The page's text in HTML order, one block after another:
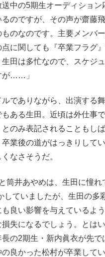
中の5期生オーディション
るのですが、その声が齋藤
ものなのです。主要メンバ
に関しても『卒業フラグ
田は多忙なので、スケジ
が……」
でありながら、出演する
ある生田。近頃は外仕事
とのみ表記されることもし
卒業後の道がはっきりして
なさそうだ。
筒井あやめは、生田に憧
していましたが、生田の多
も良い影響を与えているよ
損失になるでしょう。とは
の2期生・新内眞衣が先
良かった松村が卒業して